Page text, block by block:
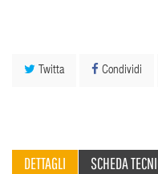
Twitta Condividi
DETTAGLI SCHEDA